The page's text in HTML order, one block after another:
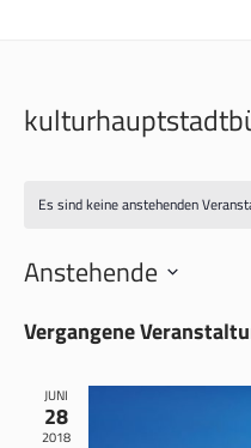
Es sind keine anstehenden
Anstehende
wählen.
Vergangene
JUNI
28
2018